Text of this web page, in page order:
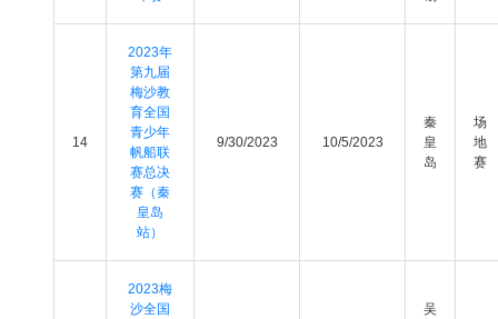
14
2023年
第九届
梅沙教
育全国
青少年
帆船联
赛总决
赛（秦
皇岛
站）
9/30/2023 10/5/2023
秦
皇
岛
场
地
赛
2023梅
沙全国
吴